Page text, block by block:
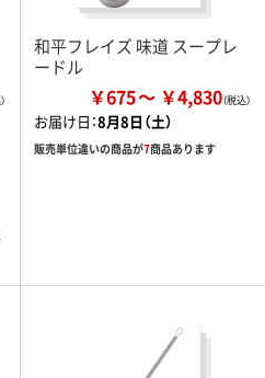
和平フレイズ 味道 スープレ
ードル
￥675 ￥4,830
お届け日：8月8日（土）
販売単位違いの商品が7商品あります